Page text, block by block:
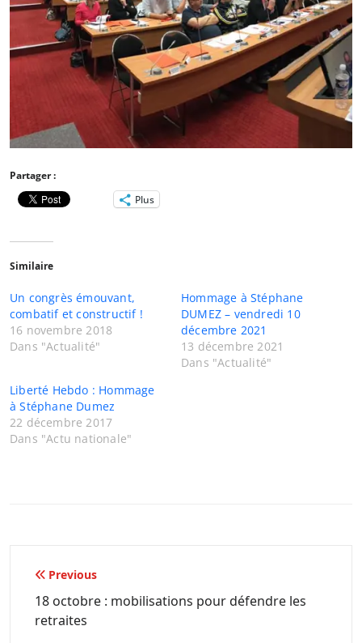
Partager :
Plus
Similaire
Un congrès émouvant,
combatif et constructif !
16 novembre 2018
Dans "Actualité"
Hommage à Stéphane
DUMEZ – vendredi 10
décembre 2021
13 décembre 2021
Dans "Actualité"
Liberté Hebdo : Hommage
à Stéphane Dumez
22 décembre 2017
Dans "Actu nationale"
Navigation
de
l’article
Previous
18 octobre : mobilisations pour défendre les
retraites